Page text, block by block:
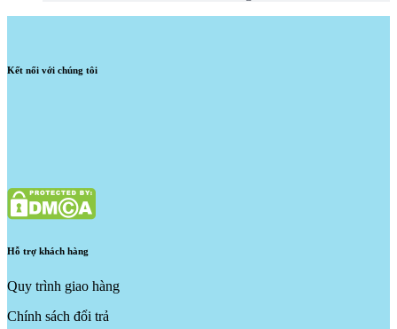
Kết nối với chúng tôi
Hỗ trợ khách hàng
Quy trình giao hàng
Chính sách đổi trả